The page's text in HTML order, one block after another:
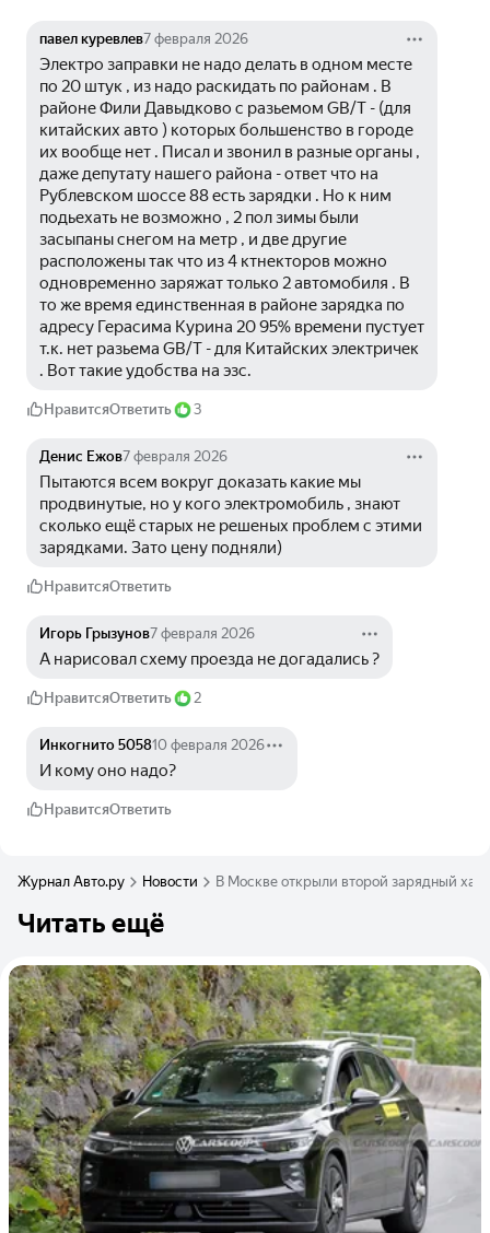
павел куревлев7 февраля 2026
Электро заправки не надо делать в одном месте
по 20 штук , из надо раскидать по районам . В
районе Фили Давыдково с разьемом GB/T - (для
китайских авто ) которых большенство в городе
их вообще нет . Писал и звонил в разные органы ,
даже депутату нашего района - ответ что на
Рублевском шоссе 88 есть зарядки . Но к ним
подьехать не возможно , 2 пол зимы были
засыпаны снегом на метр , и две другие
расположены так что из 4 ктнекторов можно
одновременно заряжат только 2 автомобиля . В
то же время единственная в районе зарядка по
адресу Герасима Курина 20 95% времени пустует
т.к. нет разьема GB/T - для Китайских электричек
. Вот такие удобства на эзс.
НравитсяОтветить 3
Денис Ежов7 февраля 2026
Пытаются всем вокруг доказать какие мы
продвинутые, но у кого электромобиль , знают
сколько ещё старых не решеных проблем с этими
зарядками. Зато цену подняли)
НравитсяОтветить
Игорь Грызунов7 февраля 2026
А нарисовал схему проезда не догадались ?
НравитсяОтветить 2
Инкогнито 505810 февраля 2026
И кому оно надо?
НравитсяОтветить
Журнал Авто.ру Новости В Москве открыли второй зарядный хаб
Читать ещё